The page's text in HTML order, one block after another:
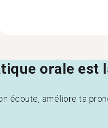
orale est
écoute, améliore ta